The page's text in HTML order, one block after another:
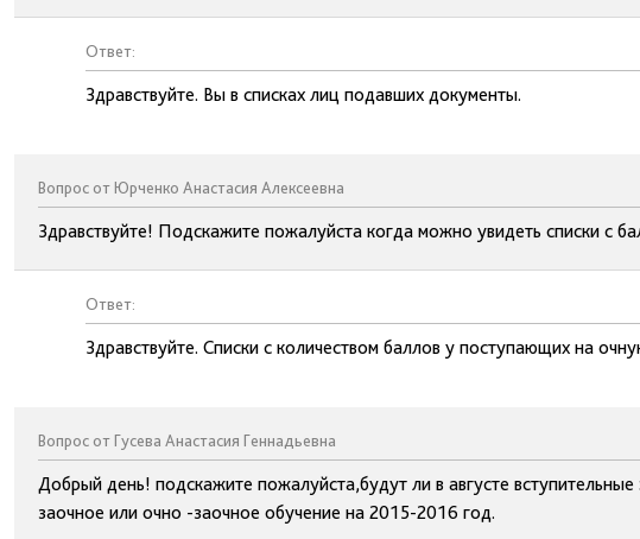
Ответ:
Здравствуйте. Вы в списках лиц подавших документы.
Вопрос от Юрченко Анастасия Алексеевна
Здравствуйте! Подскажите пожалуйста когда можно увидеть списки с
Ответ:
Здравствуйте. Списки с количеством баллов у поступающих на
Вопрос от Гусева Анастасия Геннадьевна
Добрый день! подскажите пожалуйста,будут ли в августе
заочное или очно -заочное обучение на 2015-2016 год.